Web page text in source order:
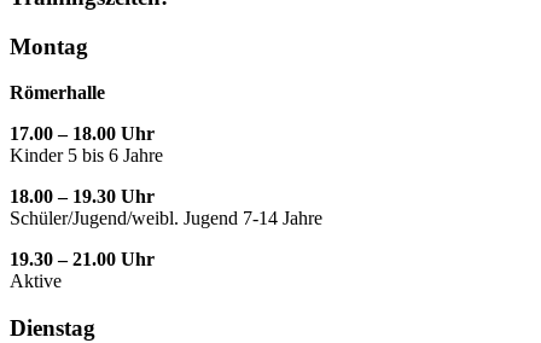
Montag
Römerhalle
17.00 – 18.00 Uhr
Kinder 5 bis 6 Jahre
18.00 – 19.30 Uhr
Schüler/Jugend/weibl. Jugend 7-14 Jahre
19.30 – 21.00 Uhr
Aktive
Dienstag